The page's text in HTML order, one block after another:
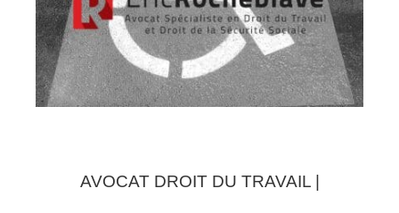
AVOCAT DROIT DU TRAVAIL |